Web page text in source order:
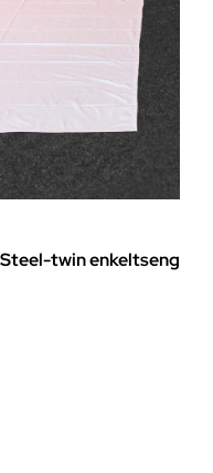
twin enkeltseng